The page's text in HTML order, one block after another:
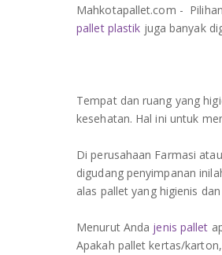
Mahkotapallet.com -
pallet plastik juga banyak
Tempat dan ruang yang
kesehatan. Hal ini untuk
Di perusahaan Farmasi
digudang penyimpanan
alas pallet yang higienis
Menurut Anda jenis pallet
Apakah pallet kertas/